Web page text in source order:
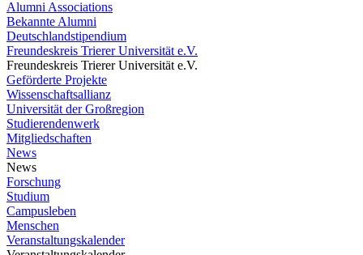
Alumni Associations
Bekannte Alumni
Deutschlandstipendium
Freundeskreis Trierer Universität e.V.
Freundeskreis Trierer Universität e.V.
Geförderte Projekte
Wissenschaftsallianz
Universität der Großregion
Studierendenwerk
Mitgliedschaften
News
News
Forschung
Studium
Campusleben
Menschen
Veranstaltungskalender